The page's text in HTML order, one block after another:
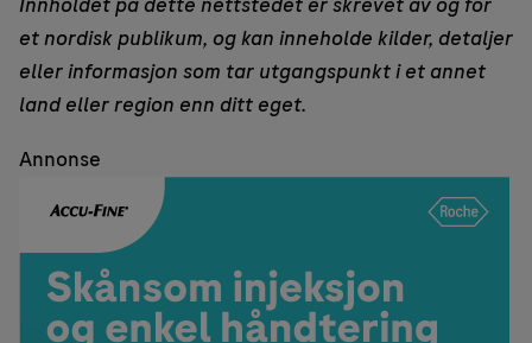
et nordisk publikum, og kan inneholde kilder, detaljer
eller informasjon som tar utgangspunkt i et annet
land eller region enn ditt eget.
Annonse